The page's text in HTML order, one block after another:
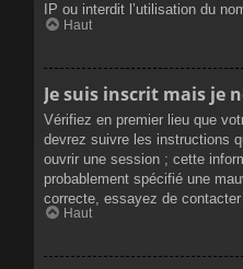
IP ou interdit l’utilisation du
Haut
Je suis inscrit mais je
Vérifiez en premier lieu que
devrez suivre les instructions
ouvrir une session ; cette
probablement spécifié une
correcte, essayez de
Haut